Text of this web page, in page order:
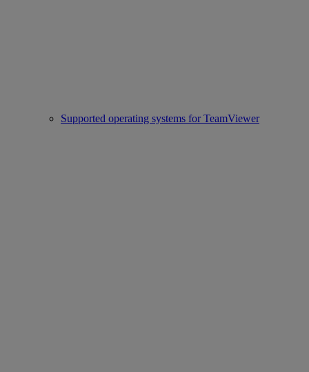
Supported operating systems for TeamViewer